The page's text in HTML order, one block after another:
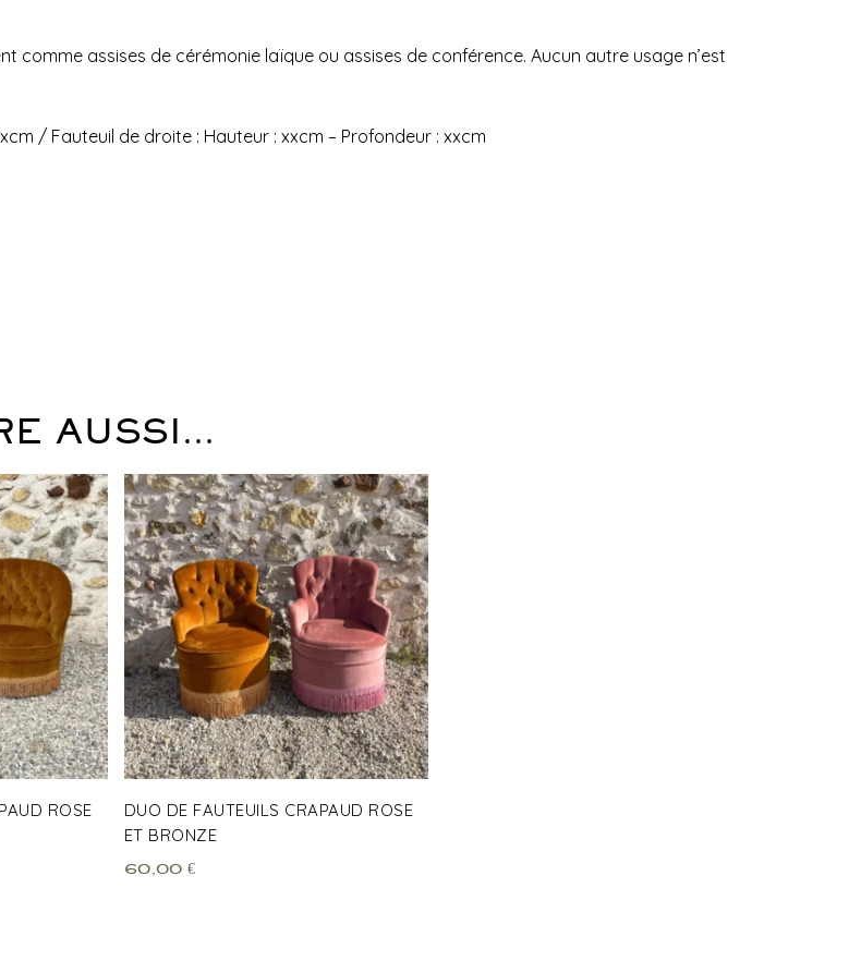
assises de cérémonie laïque ou assises de conférence. Aucun autre usage n’est
/ Fauteuil de droite : Hauteur : xxcm – Profondeur : xxcm
AUSSI…
ROSE
DUO DE FAUTEUILS CRAPAUD ROSE
ET BRONZE
60,00 €